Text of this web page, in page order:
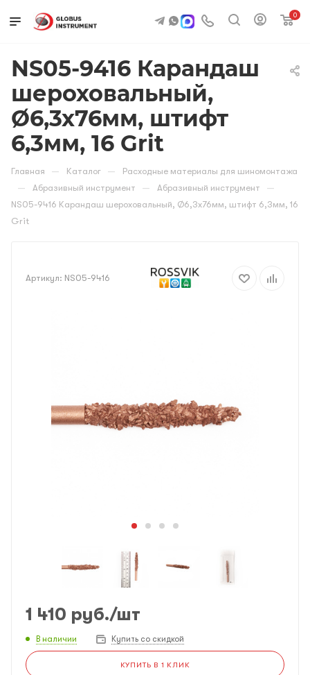
0
NS05-9416 Карандаш
шероховальный,
Ø6,3x76мм, штифт
6,3мм, 16 Grit
Главная — Каталог — Расходные материалы для шиномонтажа
— Абразивный инструмент — Абразивный инструмент —
NS05-9416 Карандаш шероховальный, Ø6,3x76мм, штифт 6,3мм, 16
Grit
Артикул: NS05-9416
1 410 руб./шт
В наличии Купить со скидкой
КУПИТЬ В 1 КЛИК